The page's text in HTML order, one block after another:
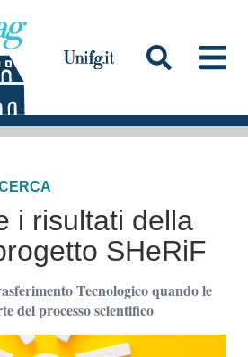
a
a
c
o
t
e
n
u
i risultati della
SHeRiF
Tecnologico quando le
del processo scientifico